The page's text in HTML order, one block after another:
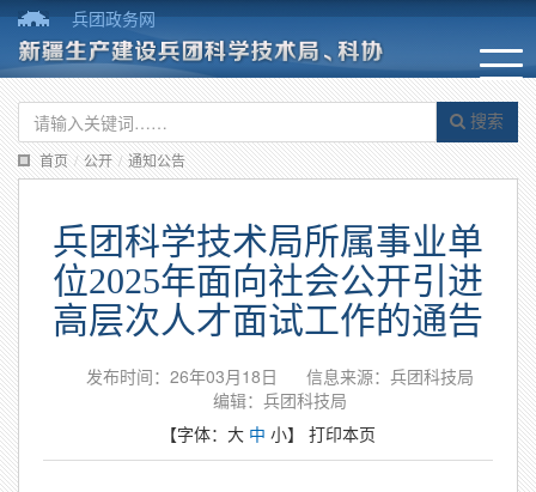
兵团政务网
搜索
首页 / 公开 / 通知公告
兵团科学技术局所属事业单
位2025年面向社会公开引进
高层次人才面试工作的通告
发布时间：26年03月18日
信息来源：兵团科技局
编辑：兵团科技局
【字体： 大 中 小】 打印本页